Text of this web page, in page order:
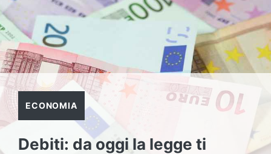
ECONOMIA
Debiti: da oggi la legge ti